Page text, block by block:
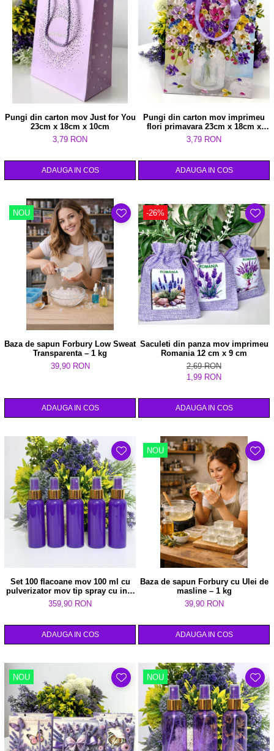
Pungi din carton mov Just for You
23cm x 18cm x 10cm
3,79 RON
ADAUGA IN COS
Pungi din carton mov imprimeu
flori primavara 23cm x 18cm x
8cm
3,79 RON
ADAUGA IN COS
NOU
Baza de sapun Forbury Low Sweat
Transparenta – 1 kg
39,90 RON
ADAUGA IN COS
-26%
Saculeti din panza mov imprimeu
Romania 12 cm x 9 cm
2,69 RON
1,99 RON
ADAUGA IN COS
Set 100 flacoane mov 100 ml cu
pulverizator mov tip spray cu inel
auriu
359,90 RON
ADAUGA IN COS
NOU
Baza de sapun Forbury cu Ulei de
masline – 1 kg
39,90 RON
ADAUGA IN COS
NOU NOU